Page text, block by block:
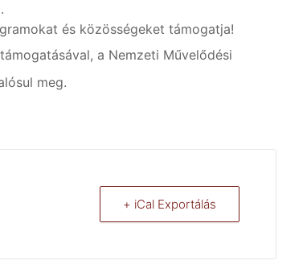
és közösségeket támogatja!
a Nemzeti Művelődési
meg.
+ iCal Exportálás